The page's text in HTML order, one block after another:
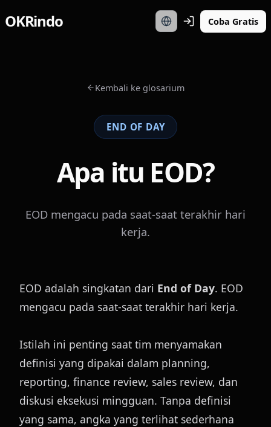
OKRindo Coba Gratis
Kembali ke glosarium
END OF DAY
Apa itu EOD?
EOD mengacu pada saat-saat terakhir hari
kerja.
EOD adalah singkatan dari End of Day. EOD
mengacu pada saat-saat terakhir hari kerja.
Istilah ini penting saat tim menyamakan
definisi yang dipakai dalam planning,
reporting, finance review, sales review, dan
diskusi eksekusi mingguan. Tanpa definisi
yang sama, angka yang terlihat sederhana